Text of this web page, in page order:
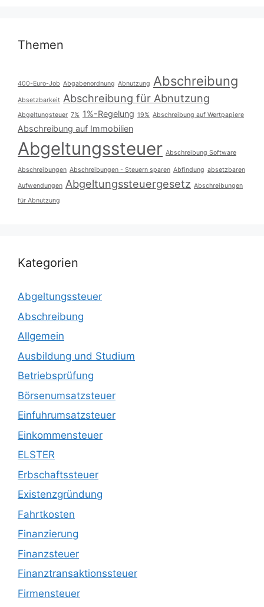
Themen
400-Euro-Job Abgabenordnung Abnutzung Abschreibung
Absetzbarkeit Abschreibung für Abnutzung
Abgeltungsteuer 7% 1%-Regelung 19% Abschreibung auf Wertpapiere
Abschreibung auf Immobilien
Abgeltungssteuer Abschreibung Software
Abschreibungen Abschreibungen - Steuern sparen Abfindung absetzbaren
Aufwendungen Abgeltungssteuergesetz Abschreibungen
für Abnutzung
Kategorien
Abgeltungssteuer
Abschreibung
Allgemein
Ausbildung und Studium
Betriebsprüfung
Börsenumsatzsteuer
Einfuhrumsatzsteuer
Einkommensteuer
ELSTER
Erbschaftssteuer
Existenzgründung
Fahrtkosten
Finanzierung
Finanzsteuer
Finanztransaktionssteuer
Firmensteuer